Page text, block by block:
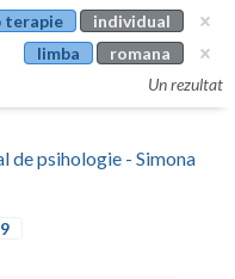
terapie
individual
limba
romana
Un rezultat
de psihologie - Simona